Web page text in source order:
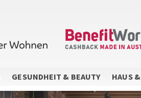
GESUNDHEIT & BEAUTY HAUS